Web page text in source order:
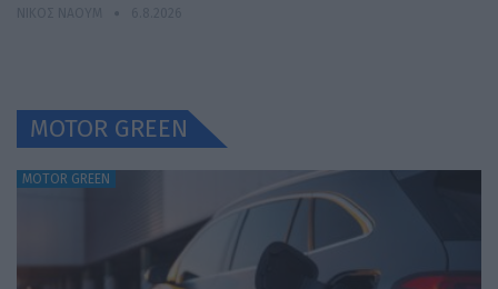
MOTOR GREEN
MOTOR GREEN